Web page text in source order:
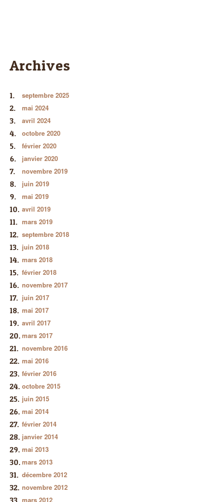
Archives
septembre 2025
mai 2024
avril 2024
octobre 2020
février 2020
janvier 2020
novembre 2019
juin 2019
mai 2019
avril 2019
mars 2019
septembre 2018
juin 2018
mars 2018
février 2018
novembre 2017
juin 2017
mai 2017
avril 2017
mars 2017
novembre 2016
mai 2016
février 2016
octobre 2015
juin 2015
mai 2014
février 2014
janvier 2014
mai 2013
mars 2013
décembre 2012
novembre 2012
mars 2012